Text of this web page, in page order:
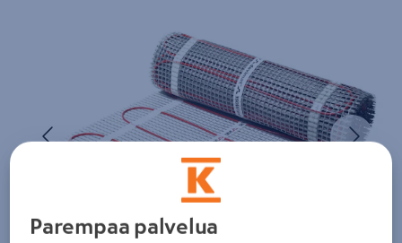
Edellinen
Parempaa palvelua